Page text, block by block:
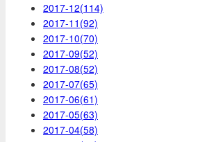
2017-12(114)
2017-11(92)
2017-10(70)
2017-09(52)
2017-08(52)
2017-07(65)
2017-06(61)
2017-05(63)
2017-04(58)